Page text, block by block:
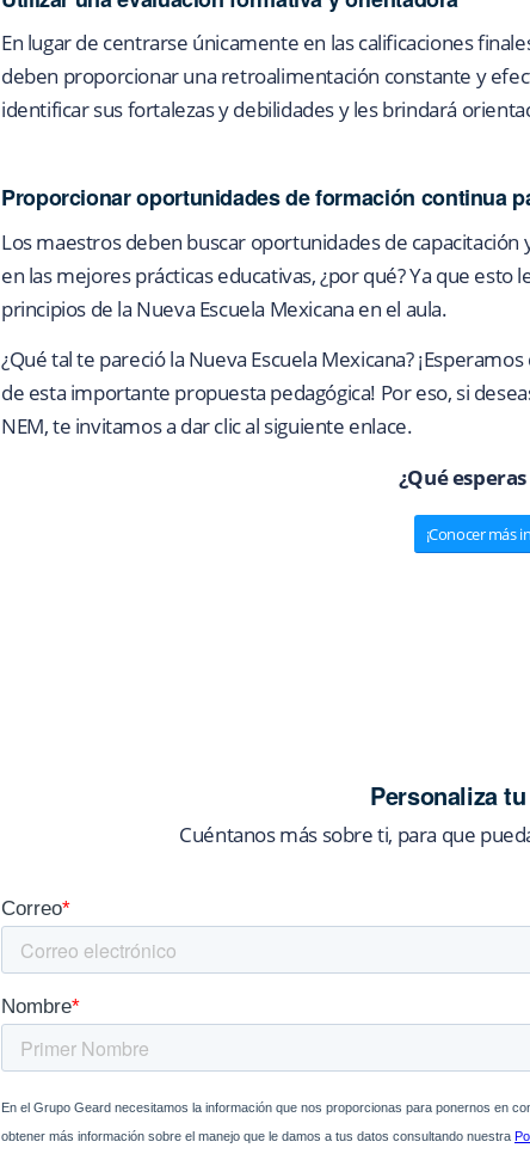
En lugar de centrarse únicamente en las calificaciones
deben proporcionar una retroalimentación constante y
identificar sus fortalezas y debilidades y les brindará
Proporcionar oportunidades de formación continua
Los maestros deben buscar oportunidades de
en las mejores prácticas educativas, ¿por qué? Ya que
principios de la Nueva Escuela Mexicana en el aula.
¿Qué tal te pareció la Nueva Escuela Mexicana?
de esta importante propuesta pedagógica! Por eso, si
NEM, te invitamos a dar clic al siguiente enlace.
¿Qué
¡Conocer más
Personaliza
Cuéntanos más sobre ti, para que